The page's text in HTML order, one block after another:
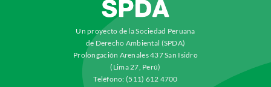
Un proyecto de la Sociedad Peruana
de Derecho Ambiental (SPDA)
Prolongación Arenales 437 San Isidro
(Lima 27, Perú)
Teléfono: (511) 612 4700